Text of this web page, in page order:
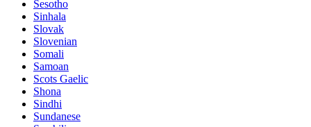
Sesotho
Sinhala
Slovak
Slovenian
Somali
Samoan
Scots Gaelic
Shona
Sindhi
Sundanese